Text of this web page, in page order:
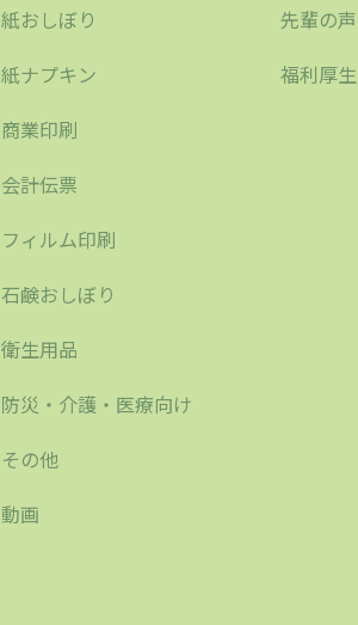
紙おしぼり
紙ナプキン
商業印刷
会計伝票
フィルム印刷
石鹸おしぼり
衛生用品
防災・介護・医療向け
その他
動画
先輩の声
福利厚生